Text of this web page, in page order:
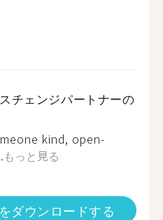
チェンジパートナーの
kind, open-
もっと見る
ダウンロードする